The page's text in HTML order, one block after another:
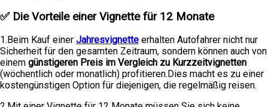
✅ Die Vorteile einer Vignette für 12 Monate
1.Beim Kauf einer Jahresvignette erhalten Autofahrer nicht nur
Sicherheit für den gesamten Zeitraum, sondern können auch von
einem günstigeren Preis im Vergleich zu Kurzzeitvignetten
(wöchentlich oder monatlich) profitieren.Dies macht es zu einer
kostengünstigen Option für diejenigen, die regelmäßig reisen.